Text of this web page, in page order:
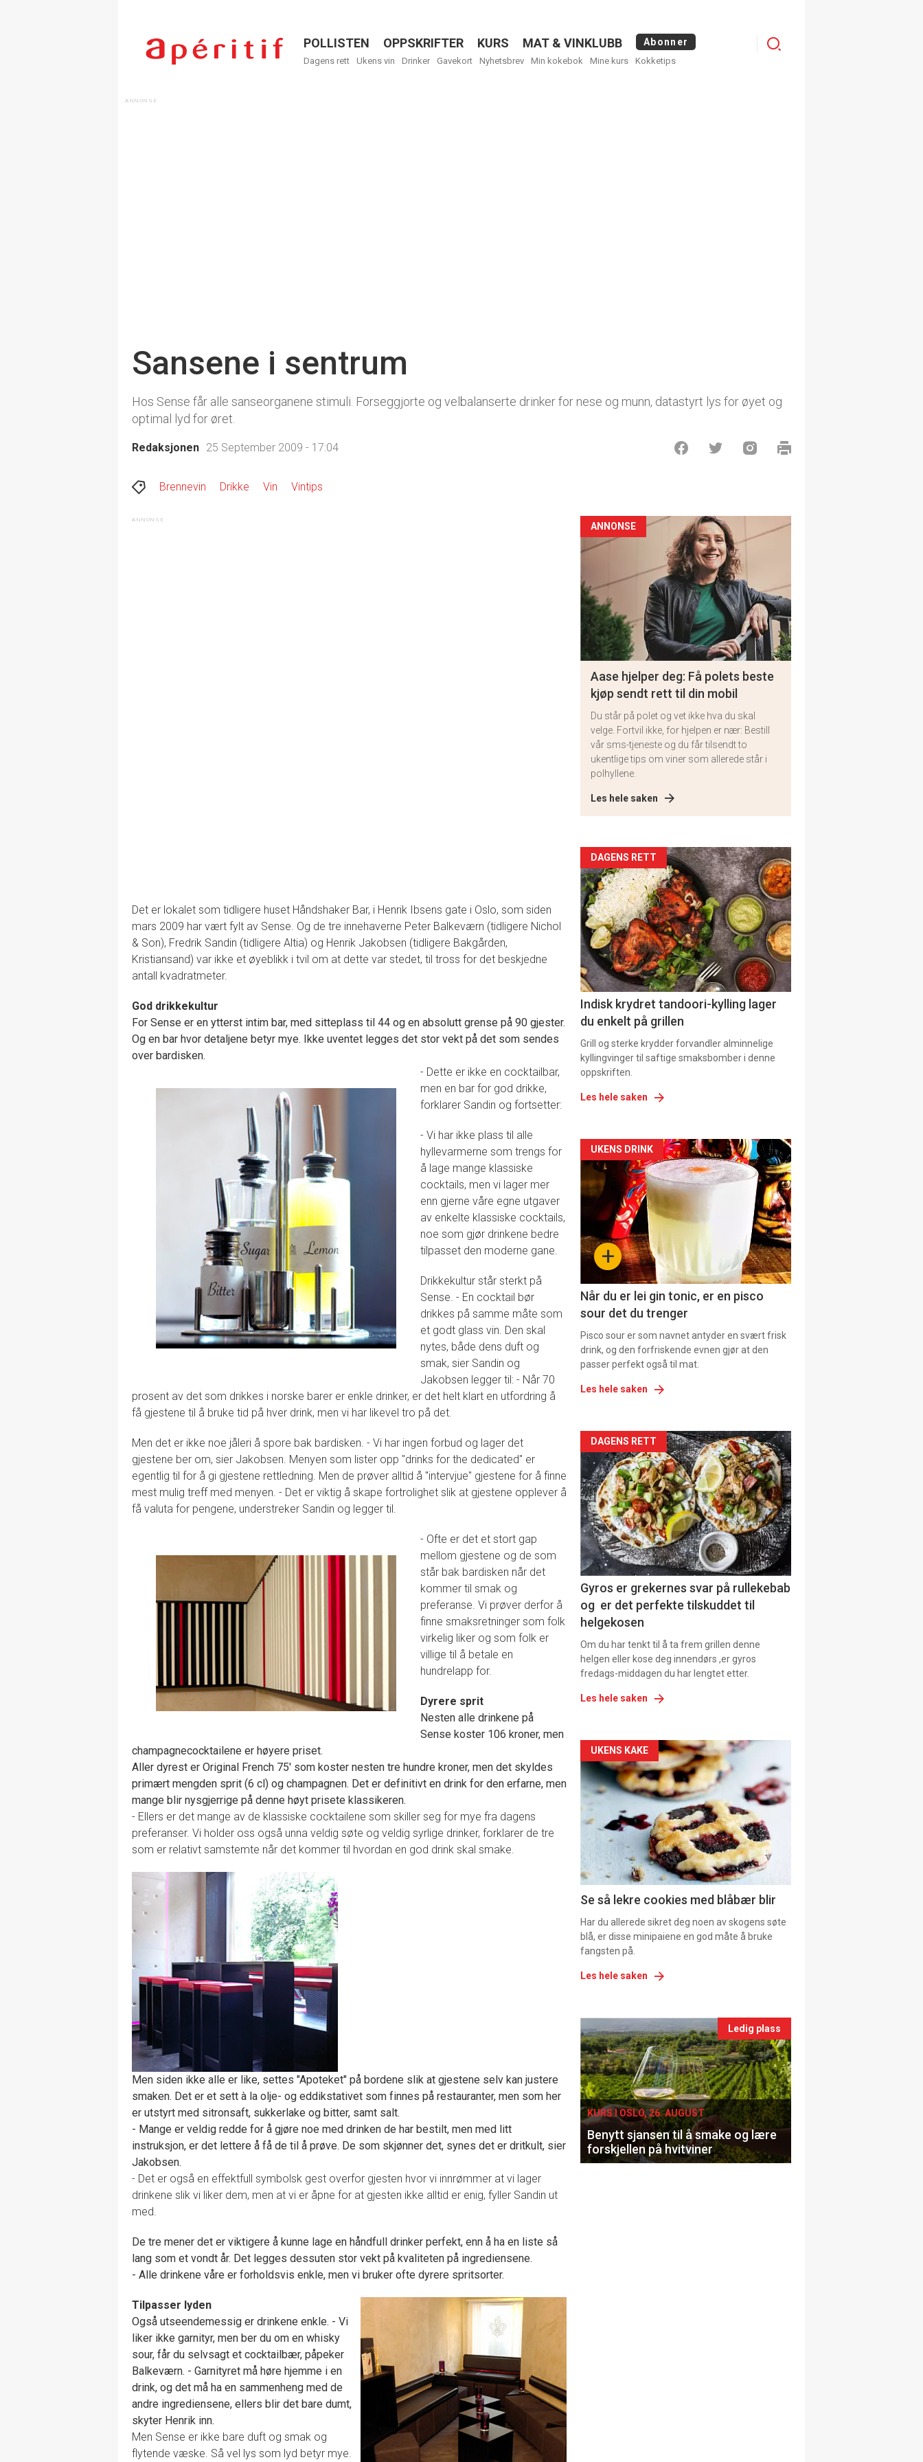
Menu
POLLISTEN OPPSKRIFTER KURS MAT & VINKLUBB Abonner
Dagens rett Ukens vin Drinker Gavekort Nyhetsbrev Min kokebok Mine kurs Kokketips
Logg
Sansene i sentrum
Hos Sense får alle sanseorganene stimuli. Forseggjorte og velbalanserte drinker for nese og munn, datastyrt lys for øyet og
optimal lyd for øret.
Redaksjonen 25 September 2009 - 17:04
Brennevin Drikke Vin Vintips
Det er lokalet som tidligere huset Håndshaker Bar, i Henrik Ibsens gate i Oslo, som siden
mars 2009 har vært fylt av Sense. Og de tre innehaverne Peter Balkeværn (tidligere Nichol
& Son), Fredrik Sandin (tidligere Altia) og Henrik Jakobsen (tidligere Bakgården,
Kristiansand) var ikke et øyeblikk i tvil om at dette var stedet, til tross for det beskjedne
antall kvadratmeter.
God drikkekultur
For Sense er en ytterst intim bar, med sitteplass til 44 og en absolutt grense på 90 gjester.
Og en bar hvor detaljene betyr mye. Ikke uventet legges det stor vekt på det som sendes
over bardisken.
- Dette er ikke en cocktailbar,
men en bar for god drikke,
forklarer Sandin og fortsetter:
- Vi har ikke plass til alle
hyllevarmerne som trengs for
å lage mange klassiske
cocktails, men vi lager mer
enn gjerne våre egne utgaver
av enkelte klassiske cocktails,
noe som gjør drinkene bedre
tilpasset den moderne gane.
Drikkekultur står sterkt på
Sense. - En cocktail bør
drikkes på samme måte som
et godt glass vin. Den skal
nytes, både dens duft og
smak, sier Sandin og
Jakobsen legger til: - Når 70
prosent av det som drikkes i norske barer er enkle drinker, er det helt klart en utfordring å
få gjestene til å bruke tid på hver drink, men vi har likevel tro på det.
Men det er ikke noe jåleri å spore bak bardisken. - Vi har ingen forbud og lager det
gjestene ber om, sier Jakobsen. Menyen som lister opp "drinks for the dedicated" er
egentlig til for å gi gjestene rettledning. Men de prøver alltid å "intervjue" gjestene for å finne
mest mulig treff med menyen. - Det er viktig å skape fortrolighet slik at gjestene opplever å
få valuta for pengene, understreker Sandin og legger til.
- Ofte er det et stort gap
mellom gjestene og de som
står bak bardisken når det
kommer til smak og
preferanse. Vi prøver derfor å
finne smaksretninger som folk
virkelig liker og som folk er
villige til å betale en
hundrelapp for.
Dyrere sprit
Nesten alle drinkene på
Sense koster 106 kroner, men
champagnecocktailene er høyere priset.
Aller dyrest er Original French 75' som koster nesten tre hundre kroner, men det skyldes
primært mengden sprit (6 cl) og champagnen. Det er definitivt en drink for den erfarne, men
mange blir nysgjerrige på denne høyt prisete klassikeren.
- Ellers er det mange av de klassiske cocktailene som skiller seg for mye fra dagens
preferanser. Vi holder oss også unna veldig søte og veldig syrlige drinker, forklarer de tre
som er relativt samstemte når det kommer til hvordan en god drink skal smake.
Men siden ikke alle er like, settes "Apoteket" på bordene slik at gjestene selv kan justere
smaken. Det er et sett à la olje- og eddikstativet som finnes på restauranter, men som her
er utstyrt med sitronsaft, sukkerlake og bitter, samt salt.
- Mange er veldig redde for å gjøre noe med drinken de har bestilt, men med litt
instruksjon, er det lettere å få de til å prøve. De som skjønner det, synes det er dritkult, sier
Jakobsen.
- Det er også en effektfull symbolsk gest overfor gjesten hvor vi innrømmer at vi lager
drinkene slik vi liker dem, men at vi er åpne for at gjesten ikke alltid er enig, fyller Sandin ut
med.
De tre mener det er viktigere å kunne lage en håndfull drinker perfekt, enn å ha en liste så
lang som et vondt år. Det legges dessuten stor vekt på kvaliteten på ingrediensene.
- Alle drinkene våre er forholdsvis enkle, men vi bruker ofte dyrere spritsorter.
Tilpasser lyden
Også utseendemessig er drinkene enkle. - Vi
liker ikke garnityr, men ber du om en whisky
sour, får du selvsagt et cocktailbær, påpeker
Balkeværn. - Garnityret må høre hjemme i en
drink, og det må ha en sammenheng med de
andre ingrediensene, ellers blir det bare dumt,
skyter Henrik inn.
Men Sense er ikke bare duft og smak og
flytende væske. Så vel lys som lyd betyr mye.
ANNONSE
Aase hjelper deg: Få polets beste
kjøp sendt rett til din mobil
Du står på polet og vet ikke hva du skal
velge. Fortvil ikke, for hjelpen er nær: Bestill
vår sms-tjeneste og du får tilsendt to
ukentlige tips om viner som allerede står i
polhyllene.
Les hele saken
Artikler
detail
-
section
11
DAGENS RETT
Indisk krydret tandoori-kylling lager
du enkelt på grillen
Grill og sterke krydder forvandler alminnelige
kyllingvinger til saftige smaksbomber i denne
oppskriften.
Les hele saken
Artikler
detail
section
11
Dagens
rett
+
UKENS DRINK
Når du er lei gin tonic, er en pisco
sour det du trenger
Pisco sour er som navnet antyder en svært frisk
drink, og den forfriskende evnen gjør at den
passer perfekt også til mat.
Les hele saken
Artikler
detail
-
section
11
Dagens
rett
2
DAGENS RETT
Gyros er grekernes svar på rullekebab
og er det perfekte tilskuddet til
helgekosen
Om du har tenkt til å ta frem grillen denne
helgen eller kose deg innendørs ,er gyros
fredags-middagen du har lengtet etter.
Les hele saken
Artikler
detail
-
section
11
Ukens
vin
UKENS KAKE
Se så lekre cookies med blåbær blir
Har du allerede sikret deg noen av skogens søte
blå, er disse minipaiene en god måte å bruke
fangsten på.
Les hele saken
Events
single
Ledig plass
KURS I OSLO, 26. AUGUST
Benytt sjansen til å smake og lære
forskjellen på hvitviner